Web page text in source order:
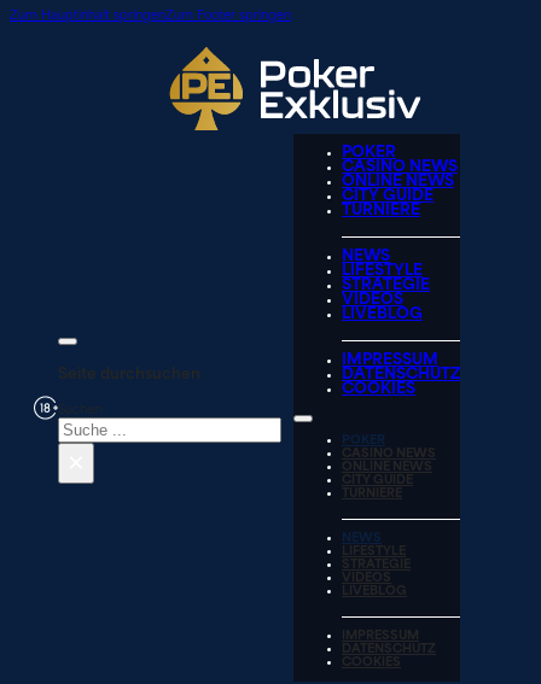
Zum Hauptinhalt springenZum Footer springen
Seite durchsuchen
POKER
CASINO NEWS
ONLINE NEWS
CITY GUIDE
TURNIERE
NEWS
LIFESTYLE
STRATEGIE
VIDEOS
LIVEBLOG
IMPRESSUM
DATENSCHUTZ
COOKIES
POKER
CASINO NEWS
ONLINE NEWS
CITY GUIDE
TURNIERE
NEWS
LIFESTYLE
STRATEGIE
VIDEOS
LIVEBLOG
IMPRESSUM
DATENSCHUTZ
COOKIES